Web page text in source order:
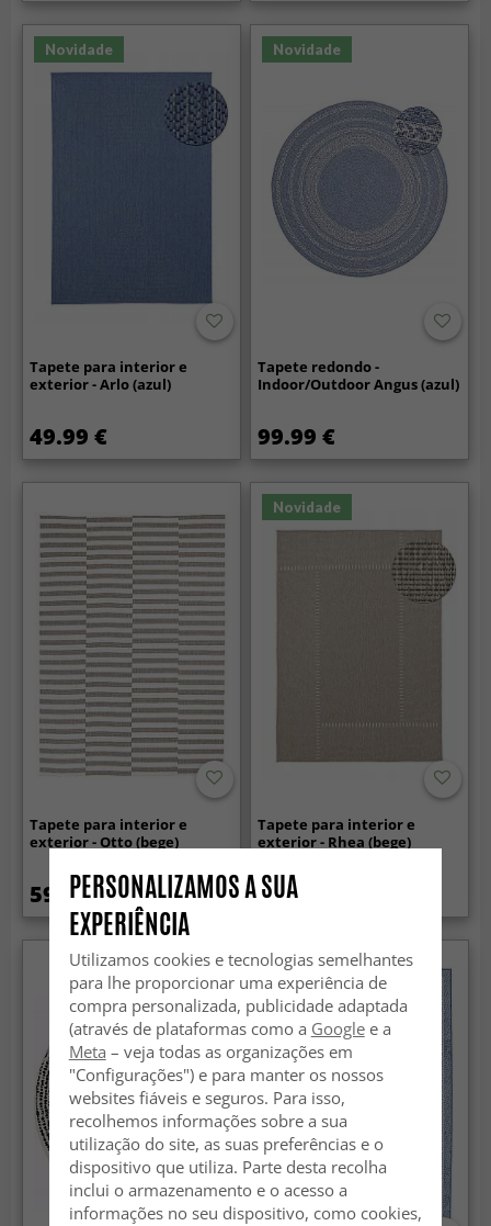
Novidade
Tapete para interior e
exterior - Arlo (azul)
49.99 €
Novidade
Tapete redondo -
Indoor/Outdoor Angus (azul)
99.99 €
Tapete para interior e
exterior - Otto (bege)
59.99 €
Novidade
Tapete para interior e
exterior - Rhea (bege)
49.99 €
PERSONALIZAMOS A SUA
EXPERIÊNCIA
Utilizamos cookies e tecnologias semelhantes
para lhe proporcionar uma experiência de
compra personalizada, publicidade adaptada
(através de plataformas como a Googlee a
Meta – veja todas as organizações em
"Configurações") e para manter os nossos
websites fiáveis e seguros. Para isso,
recolhemos informações sobre a sua
utilização do site, as suas preferências e o
dispositivo que utiliza. Parte desta recolha
inclui o armazenamento e o acesso a
informações no seu dispositivo, como cookies,